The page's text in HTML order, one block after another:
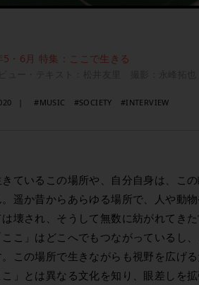
5・6月 特集：ここで生きる
#MUSIC #SOCIETY #INTERVIEW
ているこの場所や、自分自身は、こ
。遥か昔からあらゆる場所で、人や動
は壊され、そうして無数に紡がれてき
ここ」はどこへでもつながっているし
この場所で生きながらも視野を広げ
」とは異なる文化を知り、眼差しを